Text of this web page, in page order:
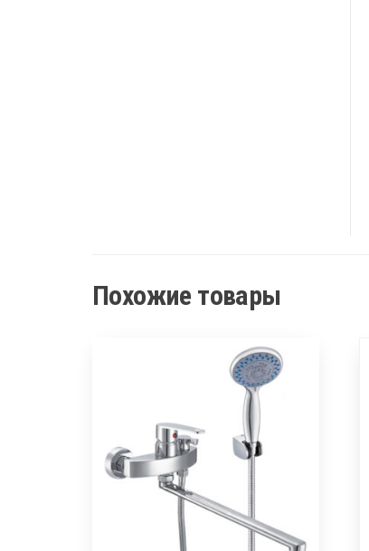
Похожие товары